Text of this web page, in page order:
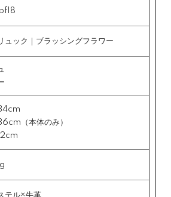
ック｜ブラッシングフラワー
（本体のみ）
テル×牛革